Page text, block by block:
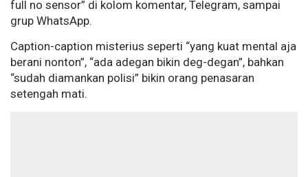
full no sensor” di kolom komentar, Telegram, sampai
grup WhatsApp.
Caption-caption misterius seperti “yang kuat mental aja
berani nonton”, “ada adegan bikin deg-degan”, bahkan
“sudah diamankan polisi” bikin orang penasaran
setengah mati.